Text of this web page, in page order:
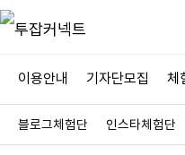
이용안내 기자단모집 체
블로그체험단 인스타체험단